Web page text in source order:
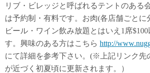
リブ・ビレッジと呼ばれるテントのある
は予約制・有料です。お肉(各店舗ごとに
ビール・ワイン飲み放題とはいえ1席
す。興味のある方はこちら http://
にて詳細を参考下さい。(※上記リンク先
が近づく初夏頃に更新されます。）